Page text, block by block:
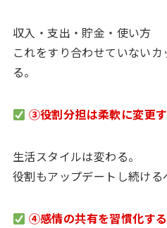
収入・支出・貯金・使い方
これをすり合わせていない
る。
③役割分担は柔軟に変更
生活スタイルは変わる。
役割もアップデートし続ける
④感情の共有を習慣化する